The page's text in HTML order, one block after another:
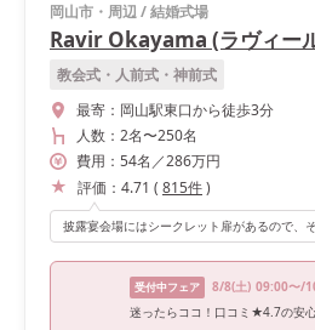
岡山市・周辺/結婚式場
Ravir Okayama (ラヴィー
教会式・人前式・神前式
最寄： 岡山駅東口から徒歩3分
人数： 2名〜250名
費用： 54名 ／286万円
評価： 4.71 ( 815件)
受付中フェア 8/8(土) 09:00〜/